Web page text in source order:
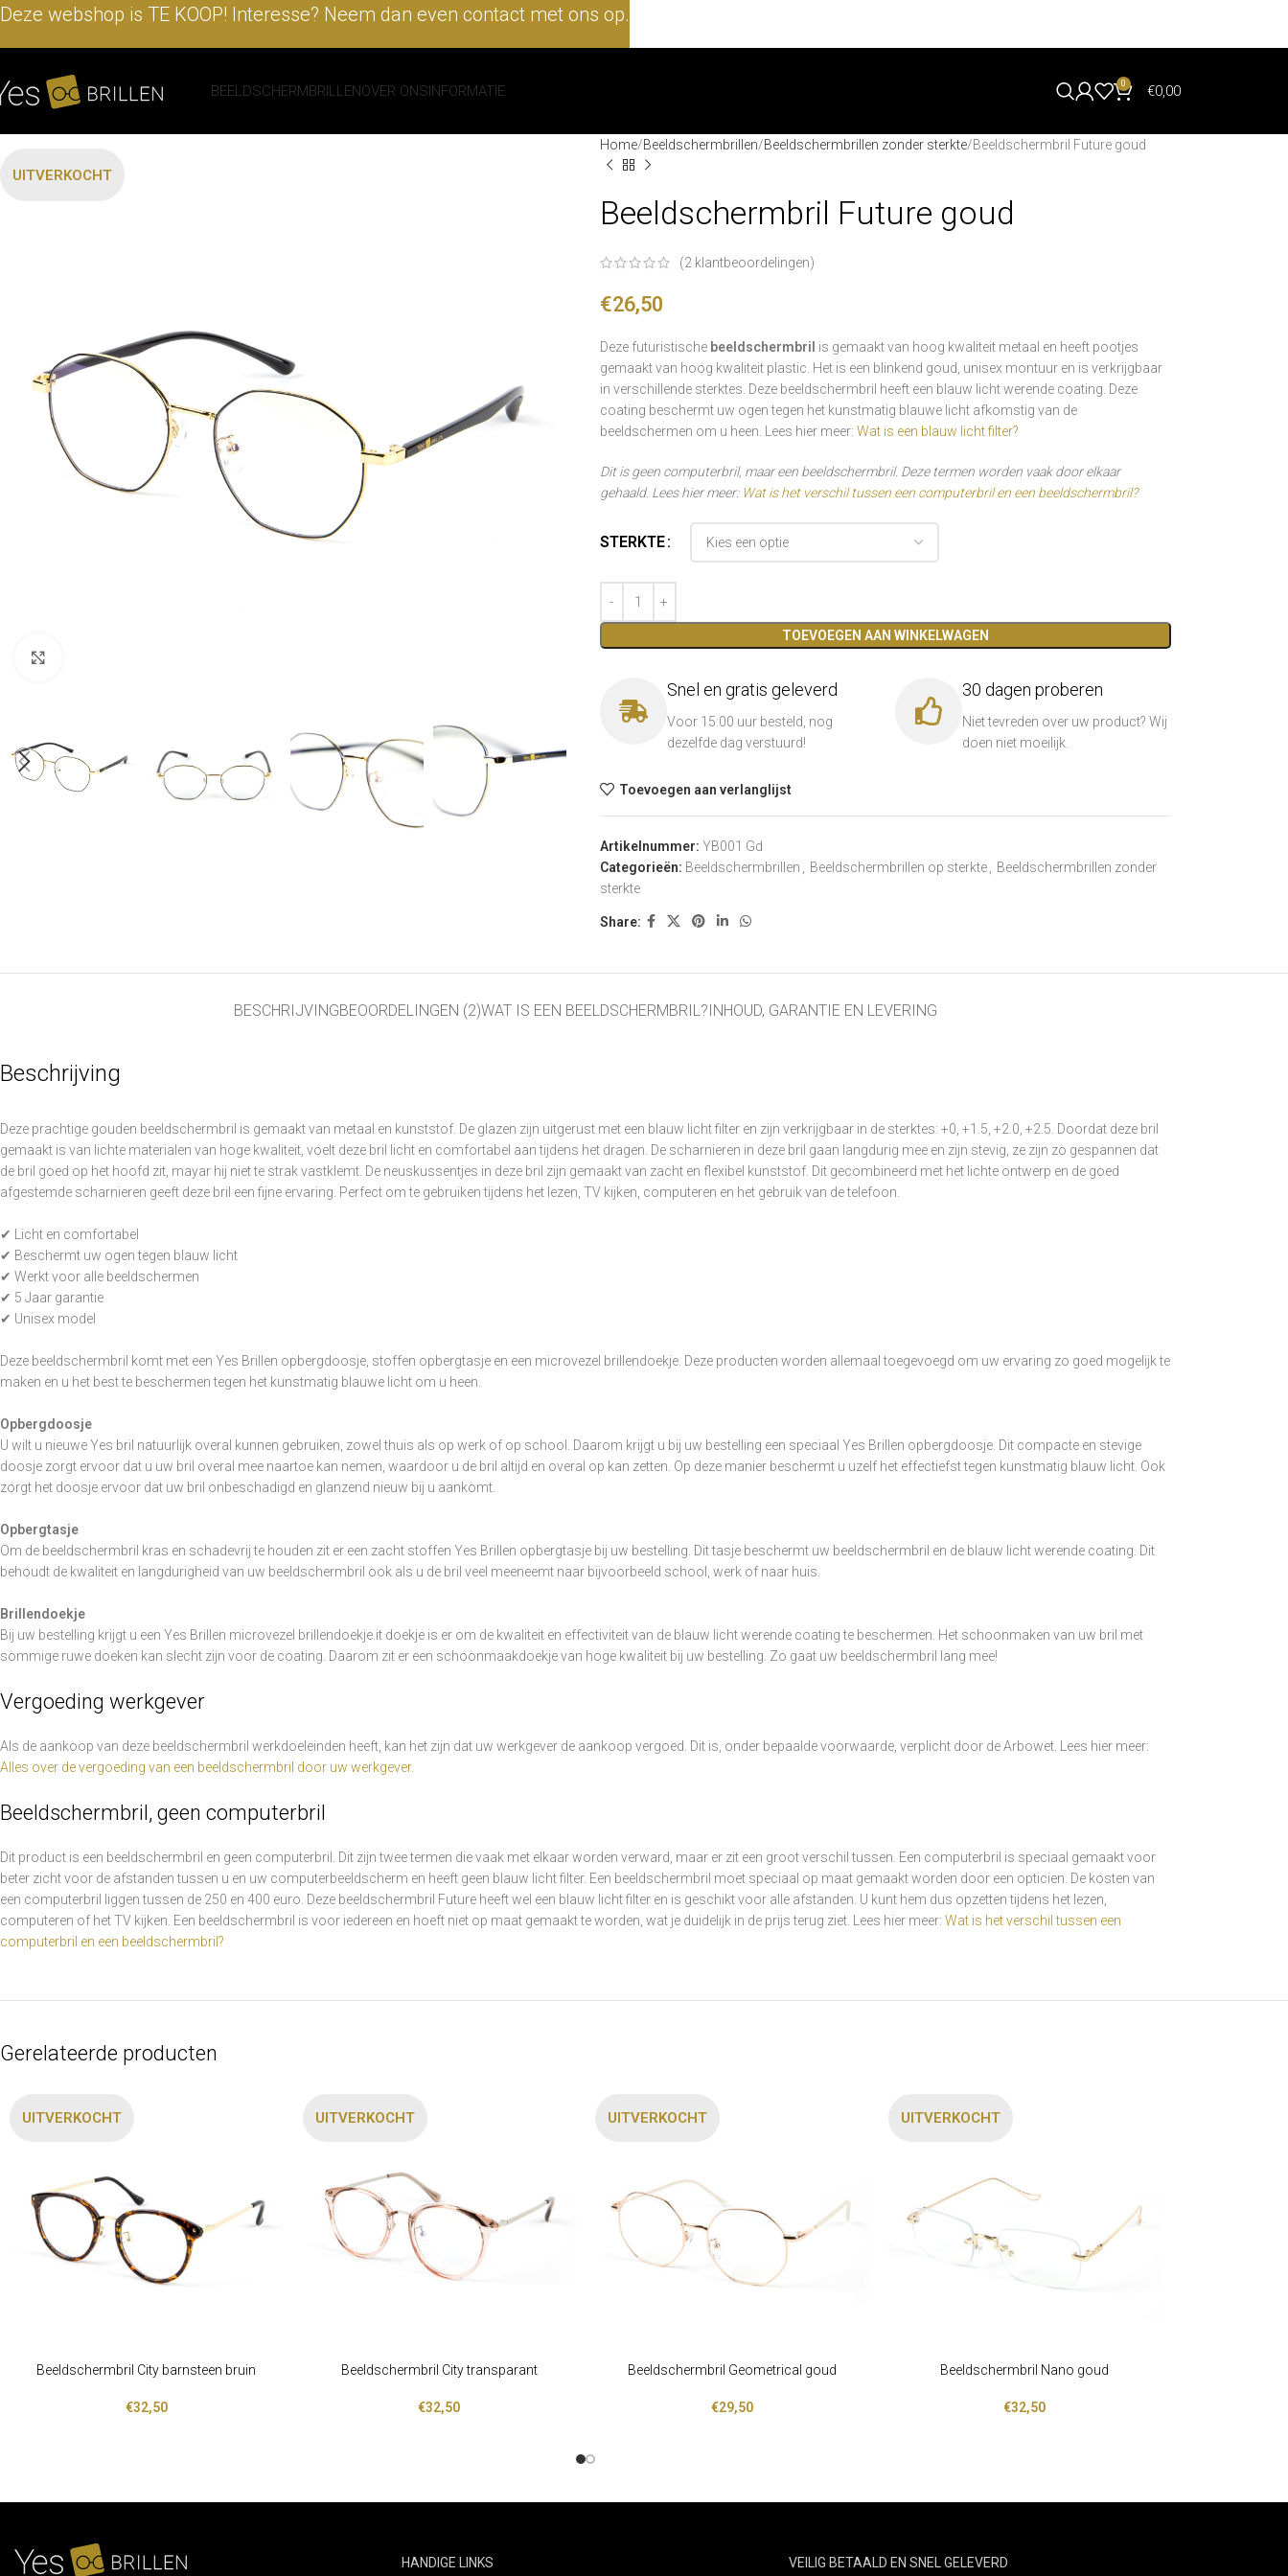
BEELDSCHERMBRILLENOVER ONSINFORMATIE 0 €0,00
UITVERKOCHT
Home Beeldschermbrillen Beeldschermbrillen zonder sterkte Beeldschermbril Future goud
Beeldschermbril Future goud
(2klantbeoordelingen)
€26,50
Deze futuristische beeldschermbril is gemaakt van hoog kwaliteit metaal en heeft pootjes
gemaakt van hoog kwaliteit plastic. Het is een blinkend goud, unisex montuur en is verkrijgbaar
in verschillende sterktes. Deze beeldschermbril heeft een blauw licht werende coating. Deze
coating beschermt uw ogen tegen het kunstmatig blauwe licht afkomstig van de
beeldschermen om u heen. Lees hier meer: Wat is een blauw licht filter?
Dit is geen computerbril, maar een beeldschermbril. Deze termen worden vaak door elkaar
gehaald. Lees hier meer: Wat is het verschil tussen een computerbril en een beeldschermbril?
STERKTE
TOEVOEGEN AAN WINKELWAGEN
Snel en gratis geleverd
Voor 15:00 uur besteld, nog
dezelfde dag verstuurd!
30 dagen proberen
Niet tevreden over uw product? Wij
doen niet moeilijk.
Toevoegen aan verlanglijst
Artikelnummer: YB001 Gd
Categorieën: Beeldschermbrillen , Beeldschermbrillen op sterkte, Beeldschermbrillen zonder
sterkte
Share:
BESCHRIJVINGBEOORDELINGEN (2)WAT IS EEN BEELDSCHERMBRIL? INHOUD, GARANTIE EN LEVERING
Beschrijving
Deze prachtige gouden beeldschermbril is gemaakt van metaal en kunststof. De glazen zijn uitgerust met een blauw licht filter en zijn verkrijgbaar in de sterktes: +0, +1.5, +2.0, +2.5. Doordat deze bril
gemaakt is van lichte materialen van hoge kwaliteit, voelt deze bril licht en comfortabel aan tijdens het dragen. De scharnieren in deze bril gaan langdurig mee en zijn stevig, ze zijn zo gespannen dat
de bril goed op het hoofd zit, mayar hij niet te strak vastklemt. De neuskussentjes in deze bril zijn gemaakt van zacht en flexibel kunststof. Dit gecombineerd met het lichte ontwerp en de goed
afgestemde scharnieren geeft deze bril een fijne ervaring. Perfect om te gebruiken tijdens het lezen, TV kijken, computeren en het gebruik van de telefoon.
✔ Licht en comfortabel
✔ Beschermt uw ogen tegen blauw licht
✔ Werkt voor alle beeldschermen
✔ 5 Jaar garantie
✔ Unisex model
Deze beeldschermbril komt met een Yes Brillen opbergdoosje, stoffen opbergtasje en een microvezel brillendoekje. Deze producten worden allemaal toegevoegd om uw ervaring zo goed mogelijk te
maken en u het best te beschermen tegen het kunstmatig blauwe licht om u heen.
Opbergdoosje
U wilt u nieuwe Yes bril natuurlijk overal kunnen gebruiken, zowel thuis als op werk of op school. Daarom krijgt u bij uw bestelling een speciaal Yes Brillen opbergdoosje. Dit compacte en stevige
doosje zorgt ervoor dat u uw bril overal mee naartoe kan nemen, waardoor u de bril altijd en overal op kan zetten. Op deze manier beschermt u uzelf het effectiefst tegen kunstmatig blauw licht. Ook
zorgt het doosje ervoor dat uw bril onbeschadigd en glanzend nieuw bij u aankomt.
Opbergtasje
Om de beeldschermbril kras en schadevrij te houden zit er een zacht stoffen Yes Brillen opbergtasje bij uw bestelling. Dit tasje beschermt uw beeldschermbril en de blauw licht werende coating. Dit
behoudt de kwaliteit en langdurigheid van uw beeldschermbril ook als u de bril veel meeneemt naar bijvoorbeeld school, werk of naar huis.
Brillendoekje
Bij uw bestelling krijgt u een Yes Brillen microvezel brillendoekje.it doekje is er om de kwaliteit en effectiviteit van de blauw licht werende coating te beschermen. Het schoonmaken van uw bril met
sommige ruwe doeken kan slecht zijn voor de coating. Daarom zit er een schoonmaakdoekje van hoge kwaliteit bij uw bestelling. Zo gaat uw beeldschermbril lang mee!
Vergoeding werkgever
Als de aankoop van deze beeldschermbril werkdoeleinden heeft, kan het zijn dat uw werkgever de aankoop vergoed. Dit is, onder bepaalde voorwaarde, verplicht door de Arbowet. Lees hier meer:
Alles over de vergoeding van een beeldschermbril door uw werkgever.
Beeldschermbril, geen computerbril
Dit product is een beeldschermbril en geen computerbril. Dit zijn twee termen die vaak met elkaar worden verward, maar er zit een groot verschil tussen. Een computerbril is speciaal gemaakt voor
beter zicht voor de afstanden tussen u en uw computerbeeldscherm en heeft geen blauw licht filter. Een beeldschermbril moet speciaal op maat gemaakt worden door een opticien. De kosten van
een computerbril liggen tussen de 250 en 400 euro. Deze beeldschermbril Future heeft wel een blauw licht filter en is geschikt voor alle afstanden. U kunt hem dus opzetten tijdens het lezen,
computeren of het TV kijken. Een beeldschermbril is voor iedereen en hoeft niet op maat gemaakt te worden, wat je duidelijk in de prijs terug ziet. Lees hier meer: Wat is het verschil tussen een
computerbril en een beeldschermbril?
Gerelateerde producten
UITVERKOCHT
LEES VERDER
Beeldschermbril City barnsteen bruin
€32,50
UITVERKOCHT
LEES VERDERBeeldschermbril City transparant
€32,50
UITVERKOCHT
LEES VERDER
Beeldschermbril Geometrical goud
€29,50
UITVERKOCHT
LEES VERDERBeeldschermbril Nano goud
€32,50
HANDIGE LINKS VEILIG BETAALD EN SNEL GELEVERD
Deze webshop is TE KOOP! Interesse? Neem dan even contact met ons op.